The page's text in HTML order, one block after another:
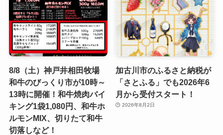
8/8（土）神戸井相田牧場
和牛のびっくり市が10時～
13時に開催！和牛焼肉バイ
キング1袋1,080円、和牛ホ
ルモンMIX、切りたて和牛
切落しなど！
加古川市のふるさと納税が
「さとふる」でも2026年6
月から受付スタート！
2026年8月2日